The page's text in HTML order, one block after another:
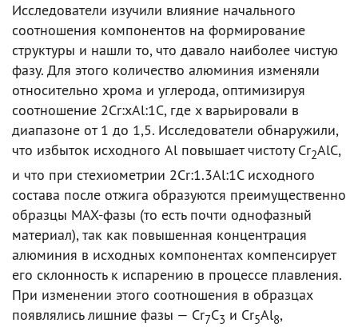
Исследователи изучили влияние начального
соотношения компонентов на формирование
структуры и нашли то, что давало наиболее чистую
фазу. Для этого количество алюминия изменяли
относительно хрома и углерода, оптимизируя
соотношение 2Cr:xAl:1C, где x варьировали в
диапазоне от 1 до 1,5. Исследователи обнаружили,
что избыток исходного Al повышает чистоту Cr2AlC,
и что при стехиометрии 2Cr:1.3Al:1C исходного
состава после отжига образуются преимущественно
образцы MAX-фазы (то есть почти однофазный
материал), так как повышенная концентрация
алюминия в исходных компонентах компенсирует
его склонность к испарению в процессе плавления.
При изменении этого соотношения в образцах
появлялись лишние фазы — Cr7C3 и Cr5Al8,